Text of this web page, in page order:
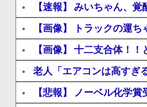
【速報】 みいちゃん、
【画像】 トラックの運
【画像】 十二支合体！
老人「エアコンは高すぎ
【悲報】 ノーベル化学